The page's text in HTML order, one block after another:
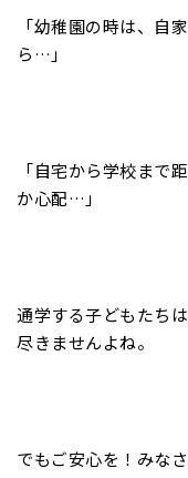
「幼稚園の時は、自
ら…」
「自宅から学校まで
か心配…」
通学する子どもたち
尽きませんよね。
でもご安心を！みな